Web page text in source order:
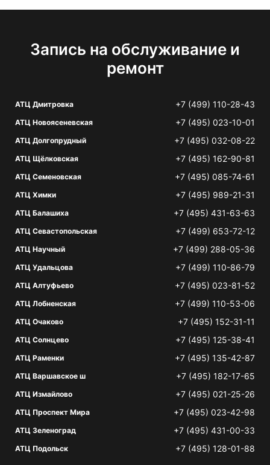
Запись на обслуживание и
ремонт
АТЦ Дмитровка +7 (499) 110-28-43
АТЦ Новоясеневская +7 (495) 023-10-01
АТЦ Долгопрудный +7 (495) 032-08-22
АТЦ Щёлковская +7 (495) 162-90-81
АТЦ Семеновская +7 (495) 085-74-61
АТЦ Химки +7 (495) 989-21-31
АТЦ Балашиха +7 (495) 431-63-63
АТЦ Севастопольская +7 (499) 653-72-12
АТЦ Научный +7 (499) 288-05-36
АТЦ Удальцова +7 (499) 110-86-79
АТЦ Алтуфьево +7 (495) 023-81-52
АТЦ Лобненская +7 (499) 110-53-06
АТЦ Очаково +7 (495) 152-31-11
АТЦ Солнцево +7 (495) 125-38-41
АТЦ Раменки +7 (495) 135-42-87
АТЦ Варшавское ш +7 (495) 182-17-65
АТЦ Измайлово +7 (495) 021-25-26
АТЦ Проспект Мира +7 (495) 023-42-98
АТЦ Зеленоград +7 (495) 431-00-33
АТЦ Подольск +7 (495) 128-01-88